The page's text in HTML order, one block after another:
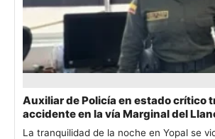
Auxiliar de Policía en estado crítico
accidente en la vía Marginal del
La tranquilidad de la noche en Yopal se